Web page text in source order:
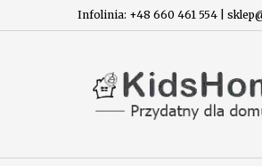
Infolinia: +48 660 461 554 |